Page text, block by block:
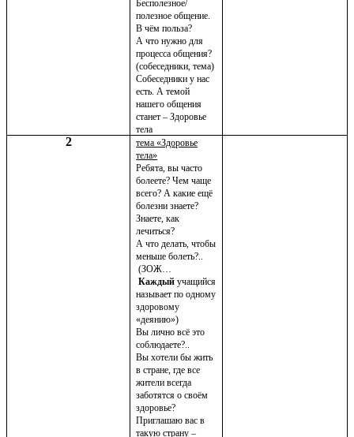
Бесполезное/
полезное общение.
В чём польза?
А что нужно для
процесса общения?
(собеседники, тема)
Собеседники у нас
есть. А темой
нашего общения
станет – Здоровье
тела
2
тема «Здоровье
тела»
Ребята, вы часто
болеете? Чем чаще
всего? А какие ещё
болезни знаете?
Знаете, как
лечиться?
А что делать, чтобы
меньше болеть?..
(ЗОЖ…
Каждый учащийся
называет по одному
здоровому
«деянию»)
Вы лично всё это
соблюдаете?..
Вы хотели бы жить
в стране, где все
жители всегда
заботятся о своём
здоровье?
Приглашаю вас в
такую страну –